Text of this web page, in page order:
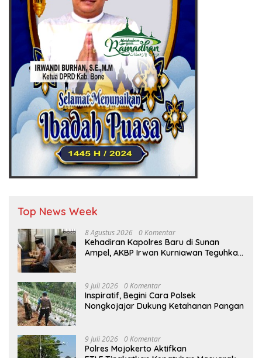
Top News Week
8 Agustus 2026 0 Komentar
Kehadiran Kapolres Baru di Sunan
Ampel, AKBP Irwan Kurniawan Teguhkan
9 Juli 2026 0 Komentar
Inspiratif, Begini Cara Polsek
Nongkojajar Dukung Ketahanan Pangan
9 Juli 2026 0 Komentar
Polres Mojokerto Aktifkan